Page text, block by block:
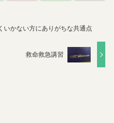
いかない方にありがちな共通点
救命救急講習